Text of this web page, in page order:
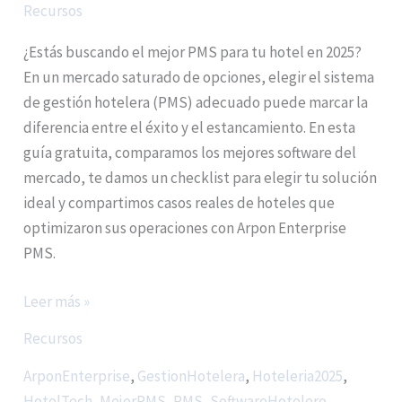
Recursos
¿Estás buscando el mejor PMS para tu hotel en 2025?
En un mercado saturado de opciones, elegir el sistema
de gestión hotelera (PMS) adecuado puede marcar la
diferencia entre el éxito y el estancamiento. En esta
guía gratuita, comparamos los mejores software del
mercado, te damos un checklist para elegir tu solución
ideal y compartimos casos reales de hoteles que
optimizaron sus operaciones con Arpon Enterprise
PMS.
Leer más »
Recursos
ArponEnterprise, GestionHotelera, Hoteleria2025,